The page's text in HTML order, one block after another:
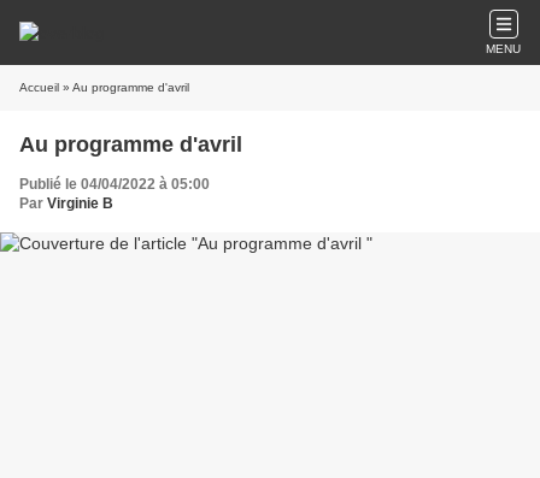
MENU
Accueil » Au programme d'avril
Au programme d'avril
Publié le 04/04/2022 à 05:00
Par Virginie B